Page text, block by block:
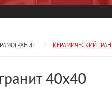
КЕРАМИЧЕСКИЙ
40х40